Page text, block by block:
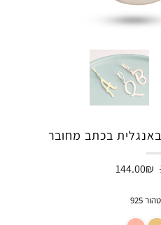
בכתב מחובר
המחיר
180.00₪.
144.00₪ המחיר
925